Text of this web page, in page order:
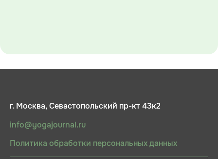
г. Москва, Севастопольский пр-кт 43к2
info@yogajournal.ru
Политика обработки персональных данных